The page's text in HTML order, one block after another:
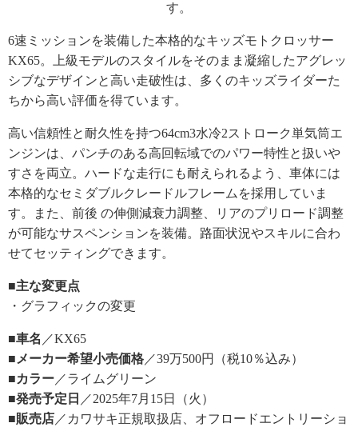
す。
6速ミッションを装備した本格的なキッズモトクロッサー
KX65。上級モデルのスタイルをそのまま凝縮したアグレッ
シブなデザインと高い走破性は、多くのキッズライダーた
ちから高い評価を得ています。
高い信頼性と耐久性を持つ64cm3水冷2ストローク単気筒エ
ンジンは、パンチのある高回転域でのパワー特性と扱いや
すさを両立。ハードな走行にも耐えられるよう、車体には
本格的なセミダブルクレードルフレームを採用していま
す。また、前後 の伸側減衰力調整、リアのプリロード調整
が可能なサスペンションを装備。路面状況やスキルに合わ
せてセッティングできます。
■主な変更点
・グラフィックの変更
■車名 ／KX65
■メーカー希望小売価格 ／39万500円（税10％込み）
■カラー ／ライムグリーン
■発売予定日 ／2025年7月15日（火）
■販売店 ／カワサキ正規取扱店、オフロードエントリーショ